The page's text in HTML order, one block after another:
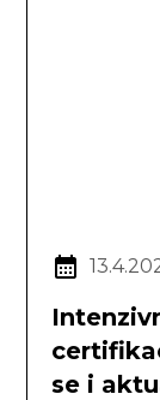
se i